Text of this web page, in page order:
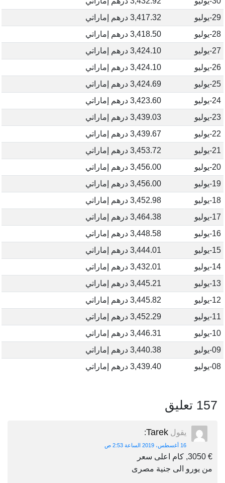
29-يوليو
3,417.32 درهم إماراتي
28-يوليو
3,418.50 درهم إماراتي
27-يوليو
3,424.10 درهم إماراتي
26-يوليو
3,424.10 درهم إماراتي
25-يوليو
3,424.69 درهم إماراتي
24-يوليو
3,423.60 درهم إماراتي
23-يوليو
3,439.03 درهم إماراتي
22-يوليو
3,439.67 درهم إماراتي
21-يوليو
3,453.72 درهم إماراتي
20-يوليو
3,456.00 درهم إماراتي
19-يوليو
3,456.00 درهم إماراتي
18-يوليو
3,452.98 درهم إماراتي
17-يوليو
3,464.38 درهم إماراتي
16-يوليو
3,448.58 درهم إماراتي
15-يوليو
3,444.01 درهم إماراتي
14-يوليو
3,432.01 درهم إماراتي
13-يوليو
3,445.21 درهم إماراتي
12-يوليو
3,445.82 درهم إماراتي
11-يوليو
3,452.29 درهم إماراتي
10-يوليو
3,446.31 درهم إماراتي
09-يوليو
3,440.38 درهم إماراتي
08-يوليو
3,439.40 درهم إماراتي
157 تعليق
يقول Tarek
:
16 أغسطس، 2019 الساعة 2:53 ص
€ 3050, كام اعلى سعر
من يورو الى جنية مصرى